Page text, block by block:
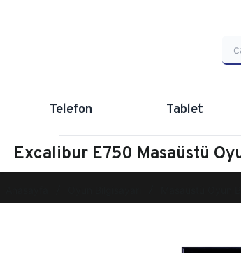
Telefon Tablet
Excalibur E750 Masaüstü